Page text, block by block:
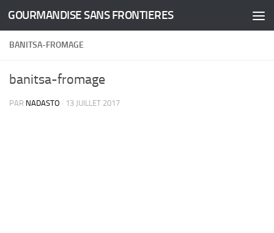
Skip to content
GOURMANDISE SANS FRONTIERES
BANITSA-FROMAGE
banitsa-fromage
PAR NADASTO · 13 JUILLET 2017